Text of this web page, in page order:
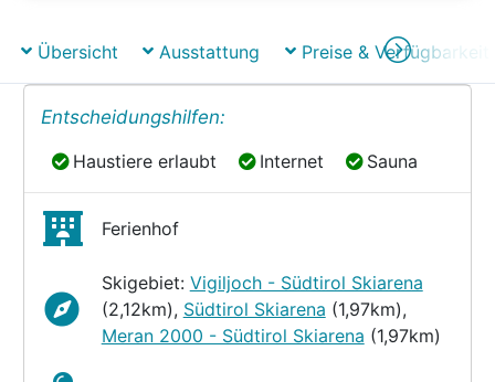
Übersicht Ausstattung Preise & Verfügbarkeit
Entscheidungshilfen:
Haustiere erlaubt
Haustiere erlaubt Internet
Internet Sauna
Sauna
Ferienhof
Skigebiet: Vigiljoch - Südtirol Skiarena
(2,12km), Südtirol Skiarena (1,97km),
Meran 2000 - Südtirol Skiarena (1,97km)